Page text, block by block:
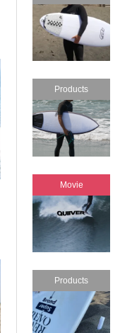
Products
Movie
Products